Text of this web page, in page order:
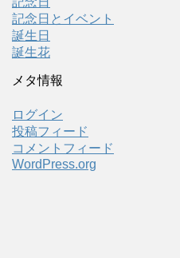
記念日とイベント
誕生日
誕生花
メタ情報
ログイン
投稿フィード
コメントフィード
WordPress.org